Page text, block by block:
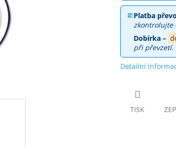
Platba
zkontrolujte
Dobírka –
při převzetí.
Detailní
TISK